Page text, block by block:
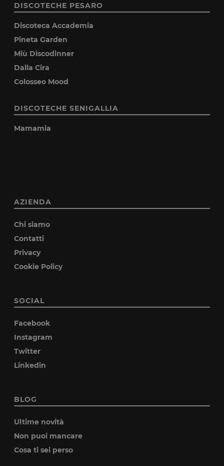
DISCOTECHE PESARO
Discoteca Accademia
Pineta Garden
Miù Discodinner
Dalla Cira
Colosseo Mood
DISCOTECHE SENIGALLIA
Mamamia
AZIENDA
Chi siamo
Contatti
Privacy
Cookie Policy
SOCIAL
Facebook
Instagram
Twitter
Linkedin
BLOG
Ultime novità
Non puoi mancare
Cosa ti sei perso